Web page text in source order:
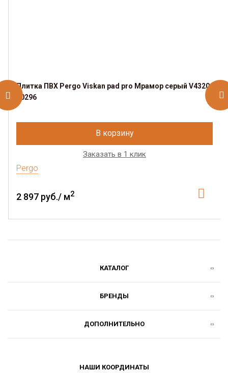
Плитка ПВХ Pergo Viskan pad pro Мрамор серый V4320-
40296
В корзину
Заказать в 1 клик
Pergo
2 897 руб./ м2
КАТАЛОГ
БРЕНДЫ
ДОПОЛНИТЕЛЬНО
НАШИ КООРДИНАТЫ